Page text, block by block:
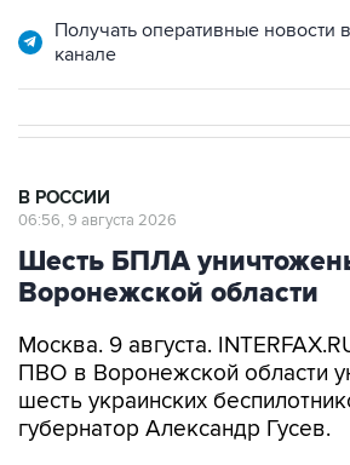
Получать оперативные новости
канале
В РОССИИ
06:56, 9 августа 2026
Шесть БПЛА
Воронежской области
Москва. 9 августа.
ПВО в Воронежской области
шесть украинских
губернатор Александр Гусев.